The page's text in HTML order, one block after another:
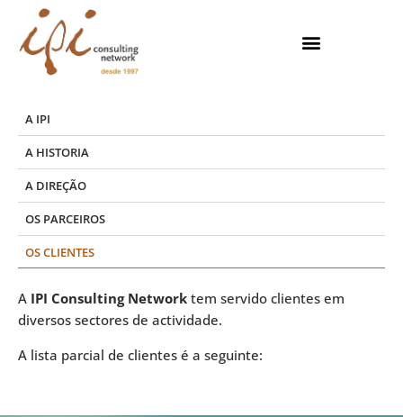
content
A IPI
A HISTORIA
A DIREÇÃO
OS PARCEIROS
OS CLIENTES
A IPI Consulting Network tem servido clientes em
diversos sectores de actividade.
A lista parcial de clientes é a seguinte: